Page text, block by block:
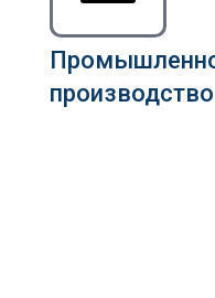
производство